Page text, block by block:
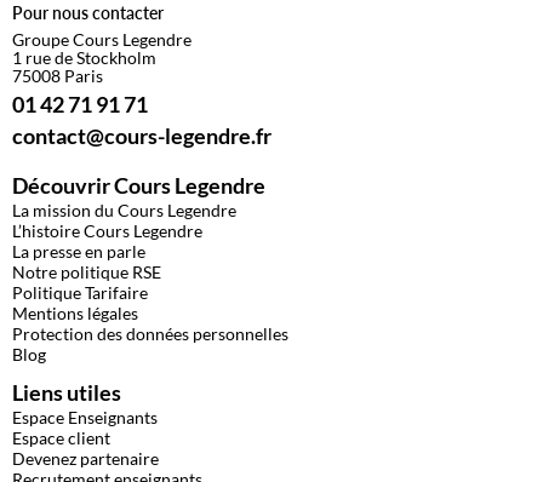
Pour nous contacter
Groupe Cours Legendre
1 rue de Stockholm
75008 Paris
01 42 71 91 71
contact@cours-legendre.fr
Découvrir Cours Legendre
La mission du Cours Legendre
L’histoire Cours Legendre
La presse en parle
Notre politique RSE
Politique Tarifaire
Mentions légales
Protection des données personnelles
Blog
Liens utiles
Espace Enseignants
Espace client
Devenez partenaire